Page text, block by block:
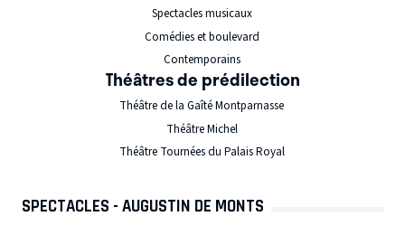
Spectacles musicaux
Comédies et boulevard
Contemporains
Théâtres de prédilection
Théâtre de la Gaîté Montparnasse
Théâtre Michel
Théâtre Tournées du Palais Royal
SPECTACLES - AUGUSTIN DE MONTS